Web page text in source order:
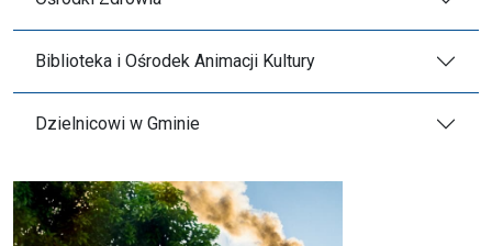
Biblioteka i Ośrodek Animacji Kultury
Dzielnicowi w Gminie